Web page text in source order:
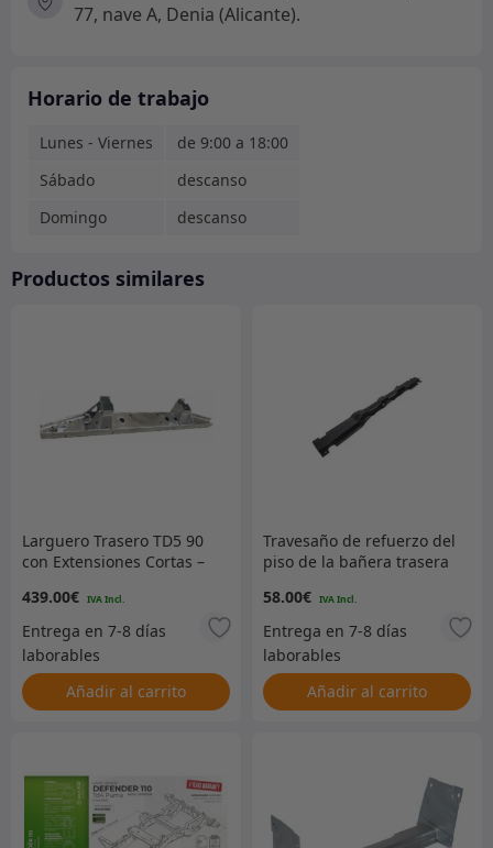
77, nave A, Denia (Alicante).
Horario de trabajo
Lunes - Viernes
de 9:00 a 18:00
Sábado
descanso
Domingo
descanso
Productos similares
Larguero Trasero TD5 90
con Extensiones Cortas –
439.00€
Añadir al carrito
Travesaño de refuerzo del
piso de la bañera trasera
58.00€
Añadir al carrito